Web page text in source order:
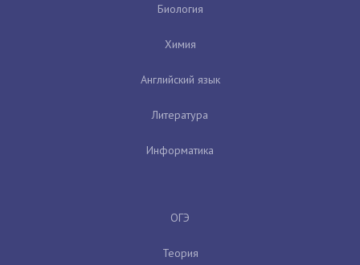
Биология
Химия
Английский язык
Литература
Информатика
ОГЭ
Теория